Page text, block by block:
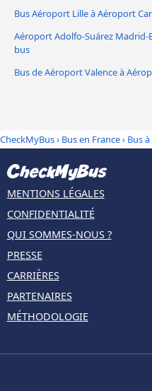
Bus Aéroport Lille à Aéroport
Aéroport Adolfo-Suárez Madrid-
bus
Bus de Aéroport Valence à
CheckMyBus› Bus en France› Bus
MENTIONS LÉGALES
CONFIDENTIALITÉ
QUI SOMMES-NOUS ?
PRESSE
CARRIÈRES
PARTENAIRES
MÉTHODOLOGIE